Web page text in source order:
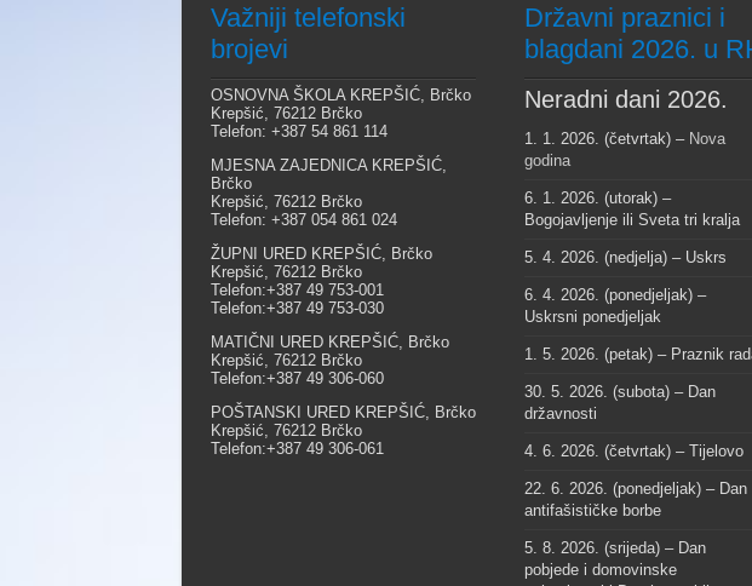
Važniji telefonski
brojevi
OSNOVNA ŠKOLA KREPŠIĆ, Brčko
Krepšić, 76212 Brčko
Telefon: +387 54 861 114
MJESNA ZAJEDNICA KREPŠIĆ,
Brčko
Krepšić, 76212 Brčko
Telefon: +387 054 861 024
ŽUPNI URED KREPŠIĆ, Brčko
Krepšić, 76212 Brčko
Telefon:+387 49 753-001
Telefon:+387 49 753-030
MATIČNI URED KREPŠIĆ, Brčko
Krepšić, 76212 Brčko
Telefon:+387 49 306-060
POŠTANSKI URED KREPŠIĆ, Brčko
Krepšić, 76212 Brčko
Telefon:+387 49 306-061
Državni praznici i
blagdani 2026. u
Neradni dani 2026.
1. 1. 2026. (četvrtak) – Nova
godina
6. 1. 2026. (utorak) –
Bogojavljenje ili Sveta tri kralja
5. 4. 2026. (nedjelja) – Uskrs
6. 4. 2026. (ponedjeljak) –
Uskrsni ponedjeljak
1. 5. 2026. (petak) – Praznik
30. 5. 2026. (subota) – Dan
državnosti
4. 6. 2026. (četvrtak) – Tijelovo
22. 6. 2026. (ponedjeljak) – Dan
antifašističke borbe
5. 8. 2026. (srijeda) – Dan
pobjede i domovinske